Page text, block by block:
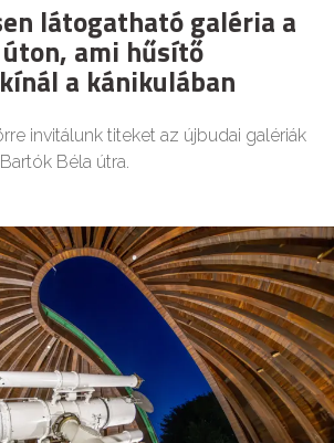
látogatható galéria a
ami hűsítő
a kánikulában
invitálunk titeket az újbudai galériák
Béla útra.